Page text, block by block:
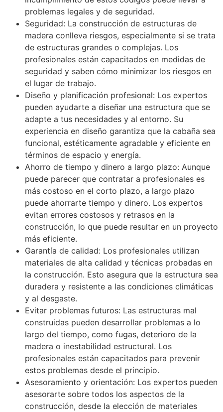
problemas legales y de seguridad.
Seguridad: La construcción de estructuras de
madera conlleva riesgos, especialmente si se trata
de estructuras grandes o complejas. Los
profesionales están capacitados en medidas de
seguridad y saben cómo minimizar los riesgos en
el lugar de trabajo.
Diseño y planificación profesional: Los expertos
pueden ayudarte a diseñar una estructura que se
adapte a tus necesidades y al entorno. Su
experiencia en diseño garantiza que la cabaña sea
funcional, estéticamente agradable y eficiente en
términos de espacio y energía.
Ahorro de tiempo y dinero a largo plazo: Aunque
puede parecer que contratar a profesionales es
más costoso en el corto plazo, a largo plazo
puede ahorrarte tiempo y dinero. Los expertos
evitan errores costosos y retrasos en la
construcción, lo que puede resultar en un proyecto
más eficiente.
Garantía de calidad: Los profesionales utilizan
materiales de alta calidad y técnicas probadas en
la construcción. Esto asegura que la estructura sea
duradera y resistente a las condiciones climáticas
y al desgaste.
Evitar problemas futuros: Las estructuras mal
construidas pueden desarrollar problemas a lo
largo del tiempo, como fugas, deterioro de la
madera o inestabilidad estructural. Los
profesionales están capacitados para prevenir
estos problemas desde el principio.
Asesoramiento y orientación: Los expertos pueden
asesorarte sobre todos los aspectos de la
construcción, desde la elección de materiales